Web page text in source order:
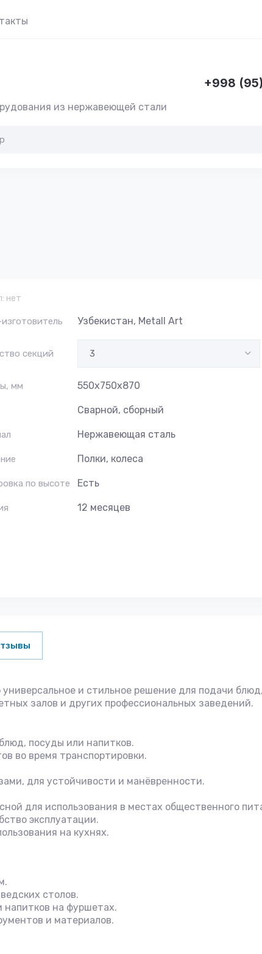
из нержавеющей стали
+998
нет
Узбекистан, Metall Art
секций
мм 550x750x870
Сварной, сборный
Нержавеющая сталь
Полки, колеса
по высоте Есть
12 месяцев
универсальное и стильное решение для подачи
залов и других профессиональных заведений.
посуды или напитков.
во время транспортировки.
для устойчивости и манёвренности.
для использования в местах общественного
эксплуатации.
на кухнях.
столов.
напитков на фуршетах.
и материалов.